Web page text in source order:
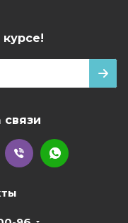
связи